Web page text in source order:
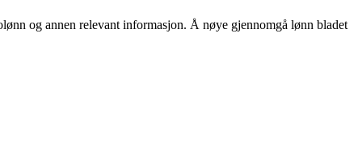
og annen relevant informasjon. Å nøye gjennomgå lønn bladet